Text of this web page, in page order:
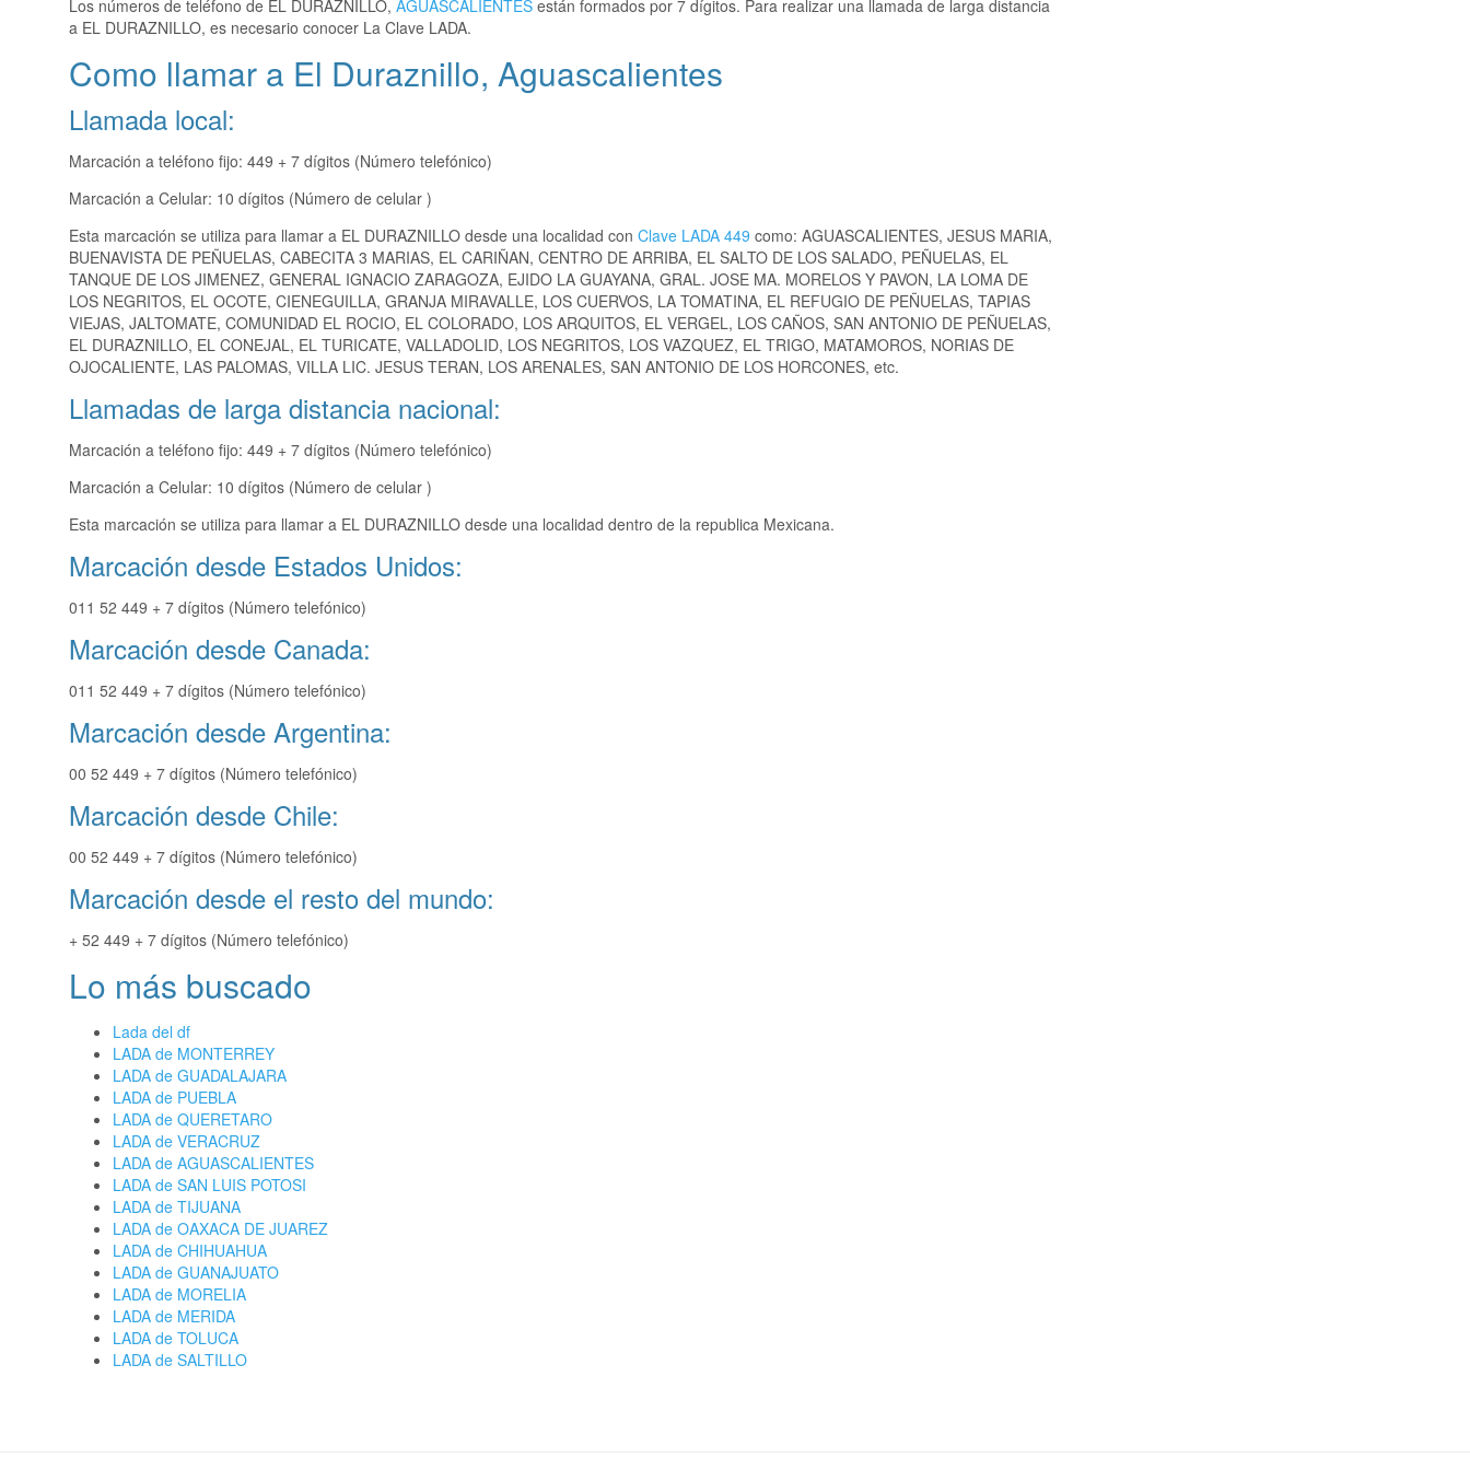
Los números de teléfono de EL DURAZNILLO, AGUASCALIENTES están formados por 7 dígitos. Para realizar una llamada de larga distancia
a EL DURAZNILLO, es necesario conocer La Clave LADA.
Como llamar a El Duraznillo, Aguascalientes
Llamada local:
Marcación a teléfono fijo: 449 + 7 dígitos (Número telefónico)
Marcación a Celular: 10 dígitos (Número de celular )
Esta marcación se utiliza para llamar a EL DURAZNILLO desde una localidad con Clave LADA 449 como: AGUASCALIENTES, JESUS MARIA,
BUENAVISTA DE PEÑUELAS, CABECITA 3 MARIAS, EL CARIÑAN, CENTRO DE ARRIBA, EL SALTO DE LOS SALADO, PEÑUELAS, EL
TANQUE DE LOS JIMENEZ, GENERAL IGNACIO ZARAGOZA, EJIDO LA GUAYANA, GRAL. JOSE MA. MORELOS Y PAVON, LA LOMA DE
LOS NEGRITOS, EL OCOTE, CIENEGUILLA, GRANJA MIRAVALLE, LOS CUERVOS, LA TOMATINA, EL REFUGIO DE PEÑUELAS, TAPIAS
VIEJAS, JALTOMATE, COMUNIDAD EL ROCIO, EL COLORADO, LOS ARQUITOS, EL VERGEL, LOS CAÑOS, SAN ANTONIO DE PEÑUELAS,
EL DURAZNILLO, EL CONEJAL, EL TURICATE, VALLADOLID, LOS NEGRITOS, LOS VAZQUEZ, EL TRIGO, MATAMOROS, NORIAS DE
OJOCALIENTE, LAS PALOMAS, VILLA LIC. JESUS TERAN, LOS ARENALES, SAN ANTONIO DE LOS HORCONES, etc.
Llamadas de larga distancia nacional:
Marcación a teléfono fijo: 449 + 7 dígitos (Número telefónico)
Marcación a Celular: 10 dígitos (Número de celular )
Esta marcación se utiliza para llamar a EL DURAZNILLO desde una localidad dentro de la republica Mexicana.
Marcación desde Estados Unidos:
011 52 449 + 7 dígitos (Número telefónico)
Marcación desde Canada:
011 52 449 + 7 dígitos (Número telefónico)
Marcación desde Argentina:
00 52 449 + 7 dígitos (Número telefónico)
Marcación desde Chile:
00 52 449 + 7 dígitos (Número telefónico)
Marcación desde el resto del mundo:
+ 52 449 + 7 dígitos (Número telefónico)
Lo más buscado
Lada del df
LADA de MONTERREY
LADA de GUADALAJARA
LADA de PUEBLA
LADA de QUERETARO
LADA de VERACRUZ
LADA de AGUASCALIENTES
LADA de SAN LUIS POTOSI
LADA de TIJUANA
LADA de OAXACA DE JUAREZ
LADA de CHIHUAHUA
LADA de GUANAJUATO
LADA de MORELIA
LADA de MERIDA
LADA de TOLUCA
LADA de SALTILLO